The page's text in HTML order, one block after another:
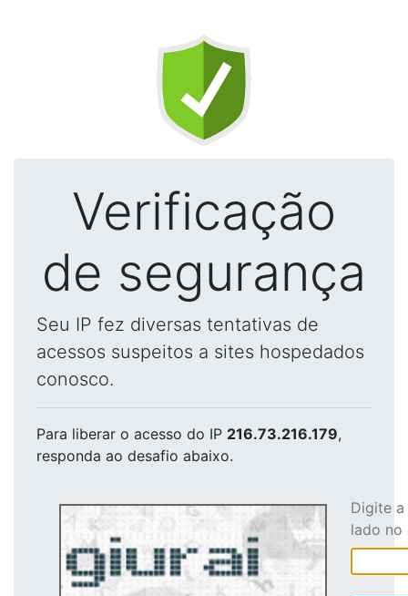
Verificação
de segurança
Seu IP fez diversas tentativas de
acessos suspeitos a sites hospedados
conosco.
Para liberar o acesso do IP 216.73.216.179,
responda ao desafio abaixo.
Digite
lado no